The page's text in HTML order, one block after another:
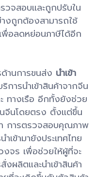
จสอบเเละถูกปรับใน
งถูกต้องสามารถใช้
เพื่อลดหย่อนภาษีได้อีก
ด้านการขนส่ง นำเข้า
การนำเข้าสินค้าจากจีน
ทางเรือ อีกทั้งยังช่วย
จีนโดยตรง ตั้งเเต่ขึ้น
การตรวจสอบคุณภาพ
เข้ามายังประเทศไทย
งจร เพื่อช่วยให้ผู้ที่จะ
งผลิตและนำเข้าสินค้า